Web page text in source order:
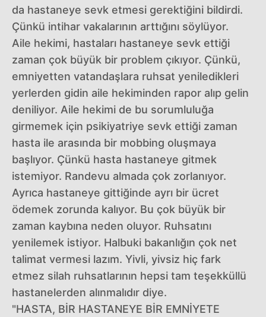
da hastaneye sevk etmesi gerektiğini bildirdi.
Çünkü intihar vakalarının arttığını söylüyor.
Aile hekimi, hastaları hastaneye sevk ettiği
zaman çok büyük bir problem çıkıyor. Çünkü,
emniyetten vatandaşlara ruhsat yeniledikleri
yerlerden gidin aile hekiminden rapor alıp gelin
deniliyor. Aile hekimi de bu sorumluluğa
girmemek için psikiyatriye sevk ettiği zaman
hasta ile arasında bir mobbing oluşmaya
başlıyor. Çünkü hasta hastaneye gitmek
istemiyor. Randevu almada çok zorlanıyor.
Ayrıca hastaneye gittiğinde ayrı bir ücret
ödemek zorunda kalıyor. Bu çok büyük bir
zaman kaybına neden oluyor. Ruhsatını
yenilemek istiyor. Halbuki bakanlığın çok net
talimat vermesi lazım. Yivli, yivsiz hiç fark
etmez silah ruhsatlarının hepsi tam teşekküllü
hastanelerden alınmalıdır diye.
"HASTA, BİR HASTANEYE BİR EMNİYETE